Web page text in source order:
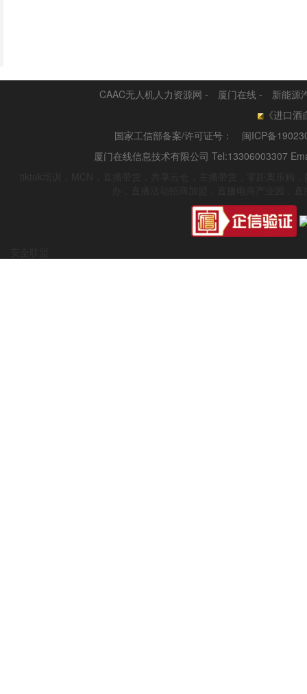
CAAC无人机人力资源网 - 厦门在线 -
新能源
《进口酒
国家工信部备案/许可证号：
闽ICP备
厦门在线信息技术有限公司 Tel:13306003307